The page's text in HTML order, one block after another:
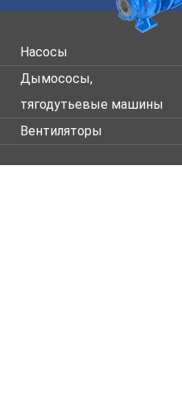
Насосы
Дымососы,
тягодутьевые машины
Вентиляторы